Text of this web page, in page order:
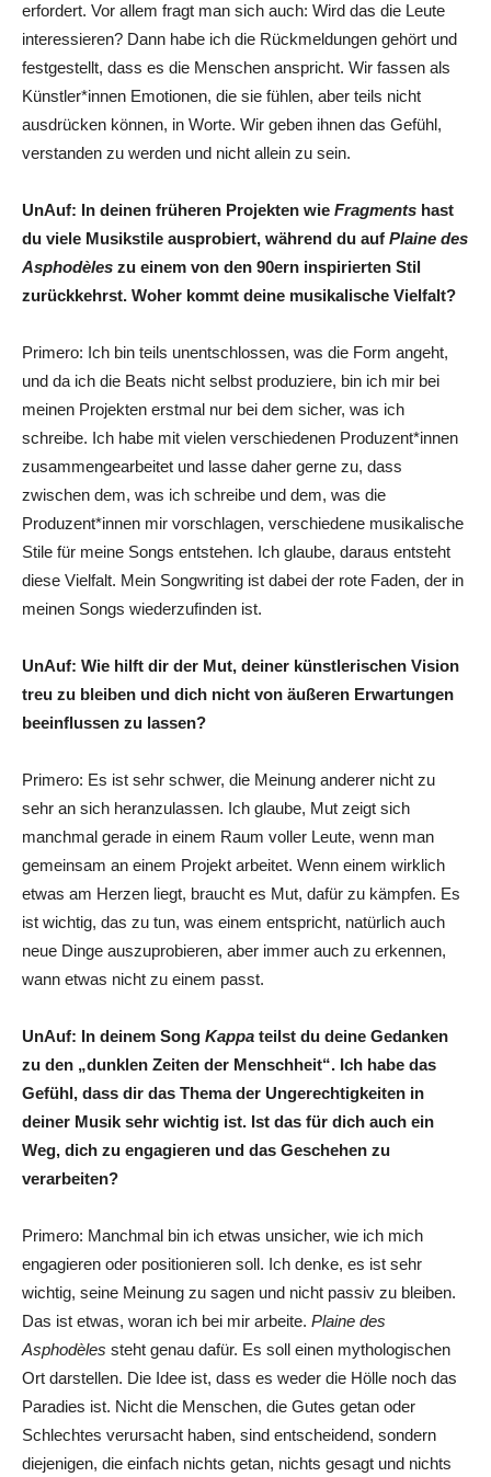
erfordert. Vor allem fragt man sich auch: Wird das die Leute
interessieren? Dann habe ich die Rückmeldungen gehört und
festgestellt, dass es die Menschen anspricht. Wir fassen als
Künstler*innen Emotionen, die sie fühlen, aber teils nicht
ausdrücken können, in Worte. Wir geben ihnen das Gefühl,
verstanden zu werden und nicht allein zu sein.
UnAuf: In deinen früheren Projekten wie Fragments hast
du viele Musikstile ausprobiert, während du auf Plaine des
Asphodèles zu einem von den 90ern inspirierten Stil
zurückkehrst. Woher kommt deine musikalische Vielfalt?
Primero: Ich bin teils unentschlossen, was die Form angeht,
und da ich die Beats nicht selbst produziere, bin ich mir bei
meinen Projekten erstmal nur bei dem sicher, was ich
schreibe. Ich habe mit vielen verschiedenen Produzent*innen
zusammengearbeitet und lasse daher gerne zu, dass
zwischen dem, was ich schreibe und dem, was die
Produzent*innen mir vorschlagen, verschiedene musikalische
Stile für meine Songs entstehen. Ich glaube, daraus entsteht
diese Vielfalt. Mein Songwriting ist dabei der rote Faden, der in
meinen Songs wiederzufinden ist.
UnAuf: Wie hilft dir der Mut, deiner künstlerischen Vision
treu zu bleiben und dich nicht von äußeren Erwartungen
beeinflussen zu lassen?
Primero: Es ist sehr schwer, die Meinung anderer nicht zu
sehr an sich heranzulassen. Ich glaube, Mut zeigt sich
manchmal gerade in einem Raum voller Leute, wenn man
gemeinsam an einem Projekt arbeitet. Wenn einem wirklich
etwas am Herzen liegt, braucht es Mut, dafür zu kämpfen. Es
ist wichtig, das zu tun, was einem entspricht, natürlich auch
neue Dinge auszuprobieren, aber immer auch zu erkennen,
wann etwas nicht zu einem passt.
UnAuf: In deinem Song Kappa teilst du deine Gedanken
zu den „dunklen Zeiten der Menschheit“. Ich habe das
Gefühl, dass dir das Thema der Ungerechtigkeiten in
deiner Musik sehr wichtig ist. Ist das für dich auch ein
Weg, dich zu engagieren und das Geschehen zu
verarbeiten?
Primero: Manchmal bin ich etwas unsicher, wie ich mich
engagieren oder positionieren soll. Ich denke, es ist sehr
wichtig, seine Meinung zu sagen und nicht passiv zu bleiben.
Das ist etwas, woran ich bei mir arbeite. Plaine des
Asphodèles steht genau dafür. Es soll einen mythologischen
Ort darstellen. Die Idee ist, dass es weder die Hölle noch das
Paradies ist. Nicht die Menschen, die Gutes getan oder
Schlechtes verursacht haben, sind entscheidend, sondern
diejenigen, die einfach nichts getan, nichts gesagt und nichts